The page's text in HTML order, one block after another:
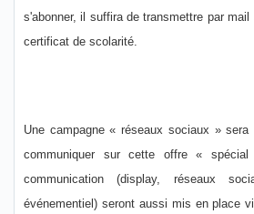
s'abonner, il suffira de transmettre par
certificat de scolarité.
Une campagne « réseaux sociaux »
communiquer sur cette offre «
communication (display, réseaux
événementiel) seront aussi mis en place